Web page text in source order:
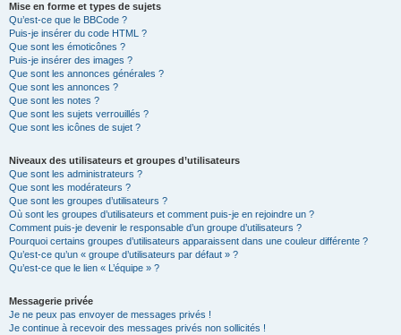
Mise en forme et types de sujets
Qu’est-ce que le BBCode ?
Puis-je insérer du code HTML ?
Que sont les émoticônes ?
Puis-je insérer des images ?
Que sont les annonces générales ?
Que sont les annonces ?
Que sont les notes ?
Que sont les sujets verrouillés ?
Que sont les icônes de sujet ?
Niveaux des utilisateurs et groupes d’utilisateurs
Que sont les administrateurs ?
Que sont les modérateurs ?
Que sont les groupes d’utilisateurs ?
Où sont les groupes d’utilisateurs et comment puis-je en rejoindre un ?
Comment puis-je devenir le responsable d’un groupe d’utilisateurs ?
Pourquoi certains groupes d’utilisateurs apparaissent dans une couleur différente ?
Qu’est-ce qu’un « groupe d’utilisateurs par défaut » ?
Qu’est-ce que le lien « L’équipe » ?
Messagerie privée
Je ne peux pas envoyer de messages privés !
Je continue à recevoir des messages privés non sollicités !